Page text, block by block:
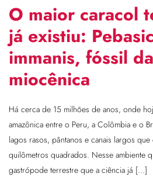
O maior caracol
já existiu:
immanis, fóssil
miocênica
Há cerca de 15 milhões de anos, onde
amazônica entre o Peru, a Colômbia e o
lagos rasos, pântanos e canais largos
quilômetros quadrados. Nesse ambiente
gastrópode terrestre que a ciência já […]